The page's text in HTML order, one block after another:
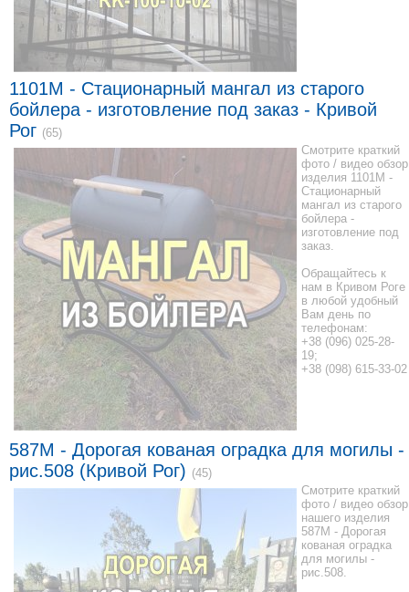
1101M - Стационарный мангал из старого
бойлера - изготовление под заказ - Кривой
Рог (65)
Смотрите краткий
фото / видео обзор
изделия 1101M -
Стационарный
мангал из старого
бойлера -
изготовление под
заказ.
Обращайтесь к
нам в Кривом Роге
в любой удобный
Вам день по
телефонам:
+38 (096) 025-28-
19;
+38 (098) 615-33-02
587M - Дорогая кованая оградка для могилы -
рис.508 (Кривой Рог) (45)
Смотрите краткий
фото / видео обзор
нашего изделия
587M - Дорогая
кованая оградка
для могилы -
рис.508.